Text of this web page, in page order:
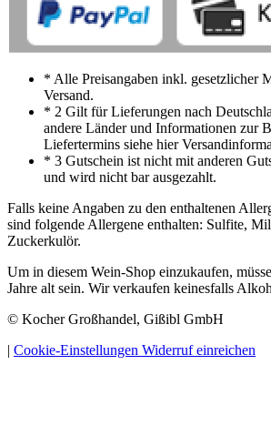
* Alle Preisangaben inkl. gesetzlicher
Versand.
* 2 Gilt für Lieferungen nach
andere Länder und Informationen zur
Liefertermins siehe hier
* 3 Gutschein ist nicht mit anderen
und wird nicht bar ausgezahlt.
Falls keine Angaben zu den enthaltenen
sind folgende Allergene enthalten: Sulfite,
Zuckerkulör.
Um in diesem Wein-Shop einzukaufen,
Jahre alt sein. Wir verkaufen keinesfalls
© Kocher Großhandel, Gißibl GmbH
| Cookie-Einstellungen Widerruf einreichen